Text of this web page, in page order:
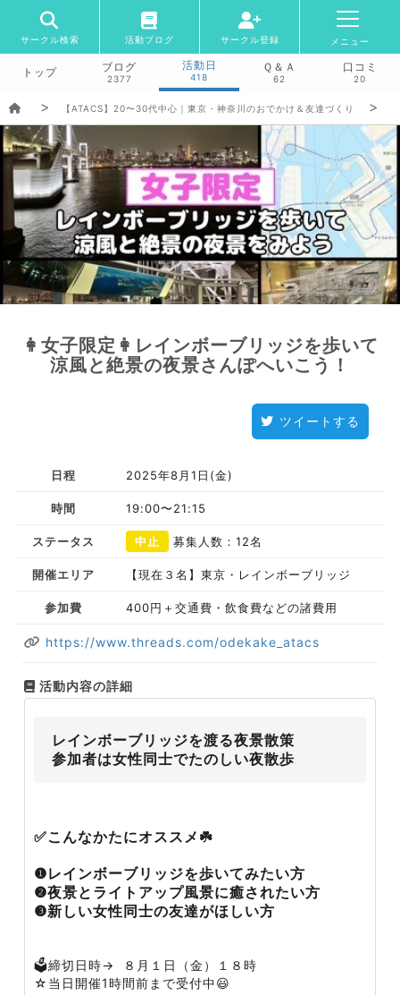
サークル検索 活動ブログ サークル登録 メニュー
トップ ブログ
2377
活動日
418
Ｑ＆Ａ
62
口コミ
20
【ATACS】20〜30代中心｜東京・神奈川のおでかけ＆友達づくり
👩女子限定👩レインボーブリッジを歩いて
涼風と絶景の夜景さんぽへいこう！
ツイートする
日程 2025年8月1日(金)
時間 19:00〜21:15
ステータス 中止 募集人数：12名
開催エリア 【現在３名】東京・レインボーブリッジ
参加費 400円＋交通費・飲食費などの諸費用
https://www.threads.com/odekake_atacs
活動内容の詳細
レインボーブリッジを渡る夜景散策
参加者は女性同士でたのしい夜散歩
✅こんなかたにオススメ☘️
❶レインボーブリッジを歩いてみたい方
❷夜景とライトアップ風景に癒されたい方
❸新しい女性同士の友達がほしい方
🗳️締切日時→ ８月１日（金）１８時
☆当日開催1時間前まで受付中😃